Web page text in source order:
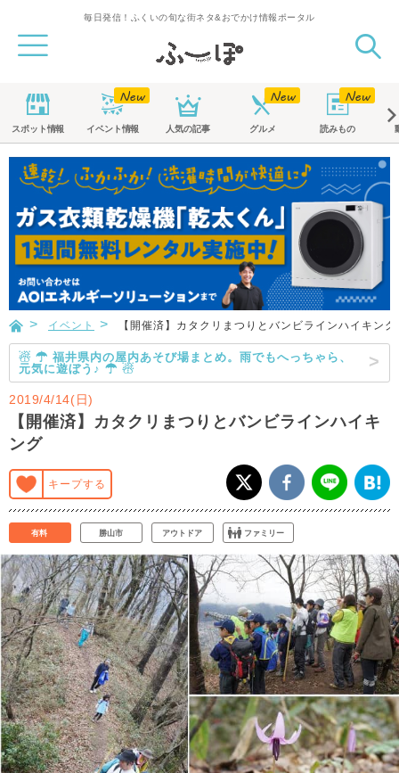
毎日発信！ふくいの旬な街ネタ&おでかけ情報ポータル
スポット情報 イベント情報 人気の記事 グルメ 読みもの
イベント 【開催済】カタクリまつりとバンビラインハイキング
☃ ☂ 福井県内の屋内あそび場まとめ。雨でもへっちゃら、
元気に遊ぼう♪ ☂ ☃
2019/4/14(日)
【開催済】カタクリまつりとバンビラインハイキ
ング
キープする
有料 勝山市 アウトドア ファミリー